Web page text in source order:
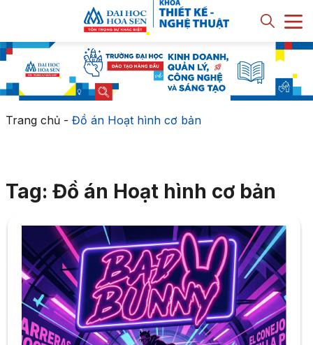
Trang chủ- Đồ án Hoạt hình cơ bản
Tag: Đồ án Hoạt hình cơ bản